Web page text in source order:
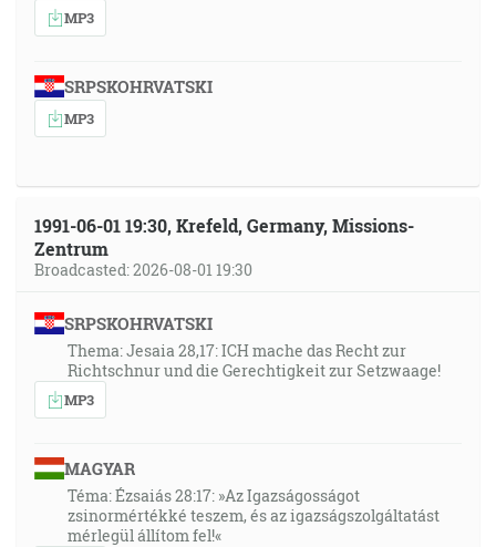
MP3
SRPSKOHRVATSKI
MP3
1991-06-01 19:30, Krefeld, Germany, Missions-
Zentrum
Broadcasted: 2026-08-01 19:30
SRPSKOHRVATSKI
Thema: Jesaia 28,17: ICH mache das Recht zur
Richtschnur und die Gerechtigkeit zur Setzwaage!
MP3
MAGYAR
Téma: Ézsaiás 28:17: »Az Igazságosságot
zsinormértékké teszem, és az igazságszolgáltatást
mérlegül állítom fel!«